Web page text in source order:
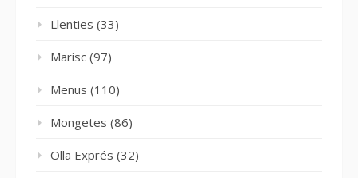
Llenties (33)
Marisc (97)
Menus (110)
Mongetes (86)
Olla Exprés (32)